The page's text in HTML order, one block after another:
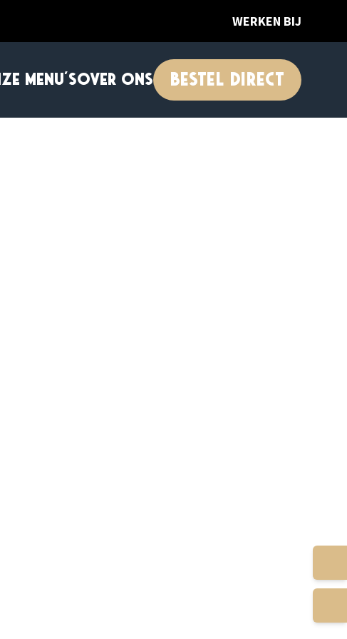
WERKEN BIJ
MENU'SOVER ONS BESTEL DIRECT